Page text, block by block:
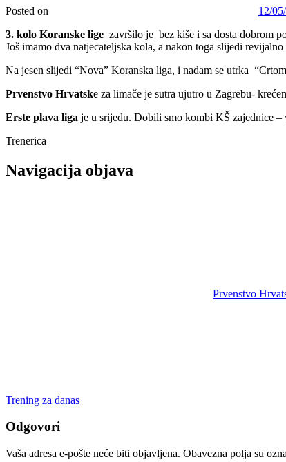
Posted on 12/
3. kolo Koranske lige završilo je bez kiše i sa dosta dobrom
Još imamo dva natjecateljska kola, a nakon toga slijedi
Na jesen slijedi “Nova” Koranska liga, i nadam se utrka
Prvenstvo Hrvatske za limače je sutra ujutro u Zagrebu-
Erste plava liga je u srijedu. Dobili smo kombi KŠ zajednice
Trenerica
Navigacija objava
Prvenstvo
Trening za danas
Odgovori
Vaša adresa e-pošte neće biti objavljena. Obavezna polja su